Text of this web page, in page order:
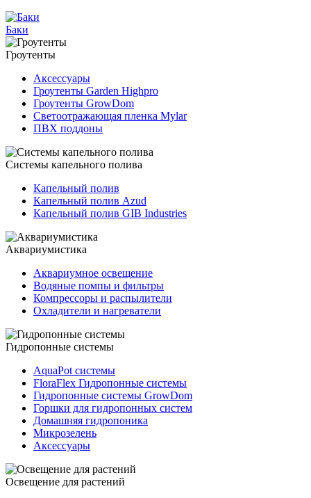
Баки
Гроутенты
Аксессуары
Гроутенты Garden Highpro
Гроутенты GrowDom
Светоотражающая пленка Mylar
ПВХ поддоны
Системы капельного полива
Капельный полив
Капельный полив Azud
Капельный полив GIB Industries
Аквариумистика
Аквариумное освещение
Водяные помпы и фильтры
Компрессоры и распылители
Охладители и нагреватели
Гидропонные системы
AquaPot системы
FloraFlex Гидропонные системы
Гидропонные системы GrowDom
Горшки для гидропонных систем
Домашняя гидропоника
Микрозелень
Аксессуары
Освещение для растений